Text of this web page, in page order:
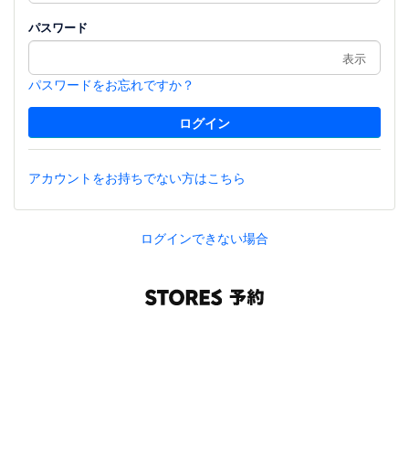
パスワード
表示
パスワードをお忘れですか？
アカウントをお持ちでない方はこちら
ログインできない場合